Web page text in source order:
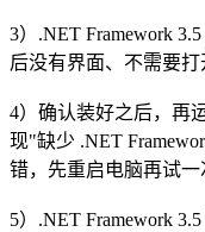
3）.NET Framework
后没有界面、不需要打
4）确认装好之后，再
现"缺少 .NET
错，先重启电脑再试一
5）.NET Framework